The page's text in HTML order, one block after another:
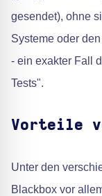
gesendet), ohne
Systeme oder
- ein exakter Fall
Tests".
Vorteile
Unter den
Blackbox vor